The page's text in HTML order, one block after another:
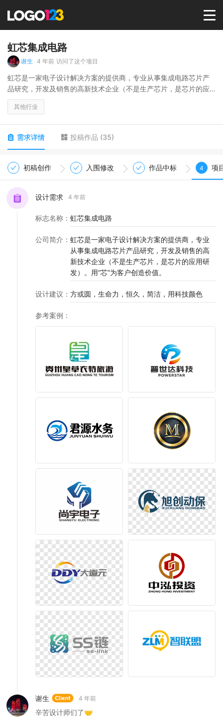
选择套餐→
商标版权
LOGO
虹芯集成电路
谢生 4 年前 访问了这个项目
虹芯是一家电子设计解决方案的提供商，专业从事集成电路芯片产
品研究，开发及销售的高新技术企业（不是生产芯片，是芯片的应
用研发）。用“芯”为客户创造价值。
其他行业
需求详情 投稿作品 (35)
初稿创作 入围修改 作品中标 4 项
设计需求 4 年前
标志名称 ： 虹芯集成电路
公司简介 ： 虹芯是一家电子设计解决方案的提供商，专业
从事集成电路芯片产品研究，开发及销售的高
新技术企业（不是生产芯片，是芯片的应用研
发）。用“芯”为客户创造价值。
设计建议 ： 方或圆，生命力，恒久，简洁，用科技颜色
参考案例 ：
谢生 4 年前
辛苦设计师们了🤝